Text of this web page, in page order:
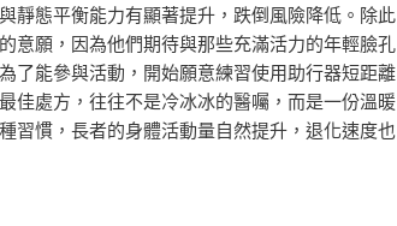
靜態平衡能力有顯著提升，跌倒風險降低。除此
意願，因為他們期待與那些充滿活力的年輕臉孔
了能參與活動，開始願意練習使用助行器短距離
佳處方，往往不是冷冰冰的醫囑，而是一份溫暖
習慣，長者的身體活動量自然提升，退化速度也